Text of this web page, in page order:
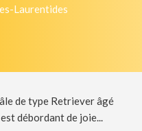
Laurentides
de type Retriever âgé
débordant de joie...